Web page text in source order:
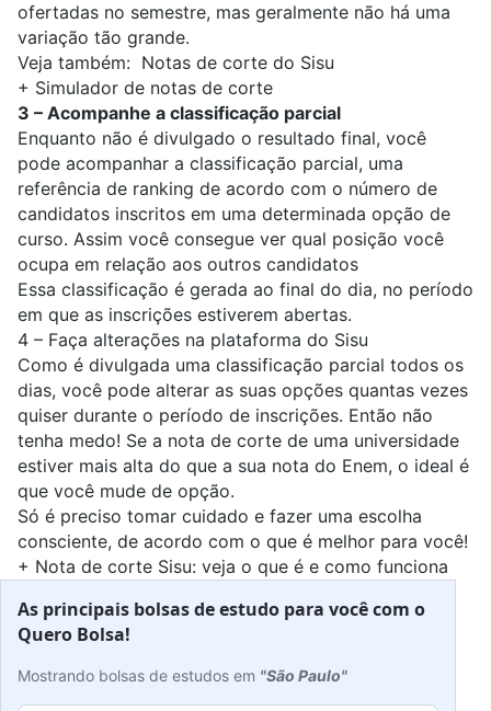
ofertadas no semestre, mas geralmente não há uma
variação tão grande.
Veja também: Notas de corte do Sisu
+ Simulador de notas de corte
3 – Acompanhe a classificação parcial
Enquanto não é divulgado o resultado final, você
pode acompanhar a classificação parcial, uma
referência de ranking de acordo com o número de
candidatos inscritos em uma determinada opção de
curso. Assim você consegue ver qual posição você
ocupa em relação aos outros candidatos
Essa classificação é gerada ao final do dia, no período
em que as inscrições estiverem abertas.
4 – Faça alterações na plataforma do Sisu
Como é divulgada uma classificação parcial todos os
dias, você pode alterar as suas opções quantas vezes
quiser durante o período de inscrições. Então não
tenha medo! Se a nota de corte de uma universidade
estiver mais alta do que a sua nota do Enem, o ideal é
que você mude de opção.
Só é preciso tomar cuidado e fazer uma escolha
consciente, de acordo com o que é melhor para você!
+ Nota de corte Sisu: veja o que é e como funciona
As principais bolsas de estudo para você com o
Quero Bolsa!
Mostrando bolsas de estudos em "São Paulo"